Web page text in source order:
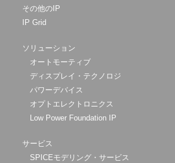
その他のIP
IP Grid
ソリューション
オートモーティブ
ディスプレイ・テクノロジ
パワーデバイス
オプトエレクトロニクス
Low Power Foundation IP
サービス
SPICEモデリング・サービス